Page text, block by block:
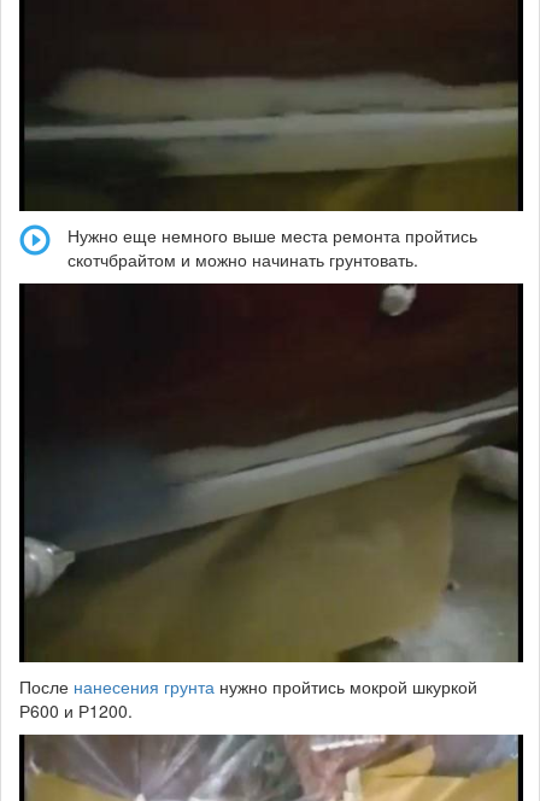
Нужно еще немного выше места ремонта пройтись
скотчбрайтом и можно начинать грунтовать.
После нанесения грунта нужно пройтись мокрой шкуркой
Р600 и Р1200.